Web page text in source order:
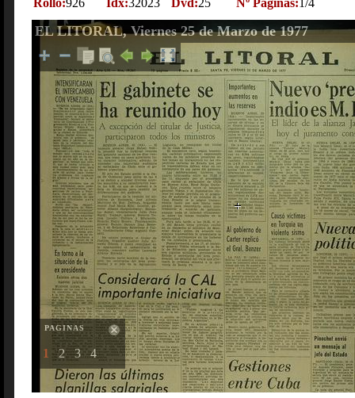
Rollo:926 Idx:32023 Dvd:25 Nº Páginas:1/4
EL LITORAL, Viernes 25 de Marzo de 1977
PAGINAS
1 2 3 4